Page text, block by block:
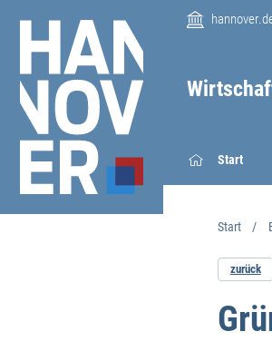
Start
Start
zurück